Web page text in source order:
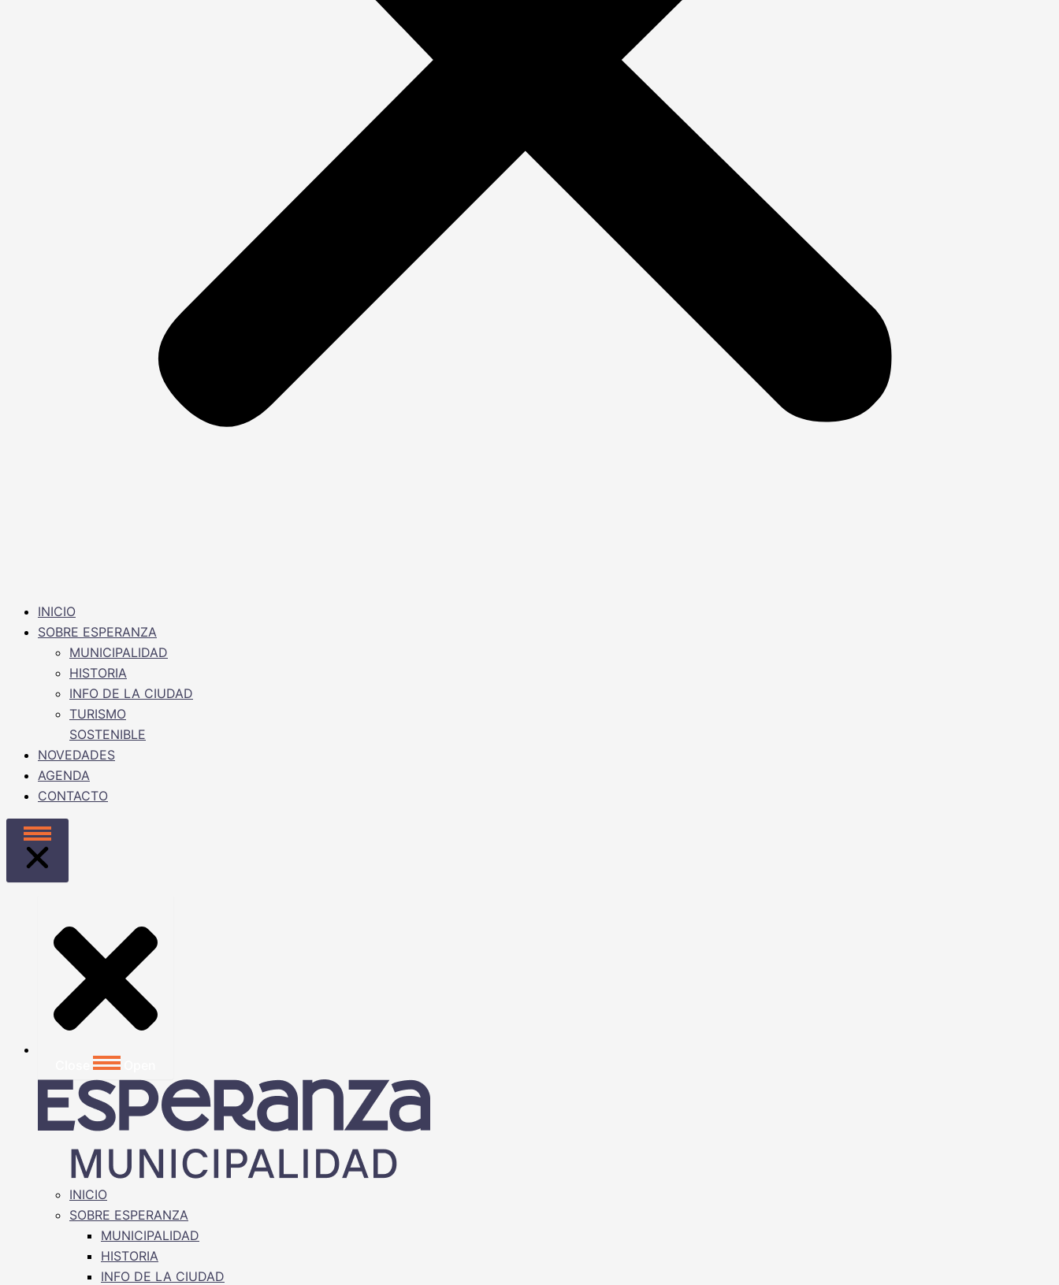
INICIO
SOBRE ESPERANZA
MUNICIPALIDAD
HISTORIA
INFO DE LA CIUDAD
TURISMO
SOSTENIBLE
NOVEDADES
AGENDA
CONTACTO
INICIO
SOBRE ESPERANZA
MUNICIPALIDAD
HISTORIA
INFO DE LA CIUDAD